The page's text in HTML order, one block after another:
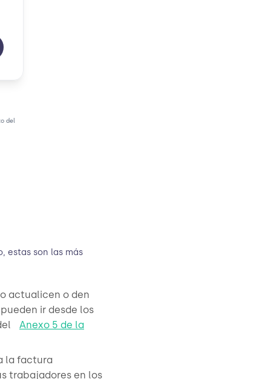
del
estas son las más
actualicen o den
ir desde los
Anexo 5 de la
la factura
trabajadores en los